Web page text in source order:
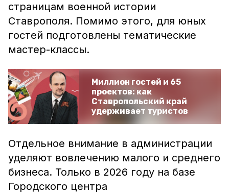
страницам военной истории
Ставрополя. Помимо этого, для юных
гостей подготовлены тематические
мастер-классы.
Миллион гостей и 65
проектов: как
Ставропольский край
удерживает туристов
Отдельное внимание в администрации
уделяют вовлечению малого и среднего
бизнеса. Только в 2026 году на базе
Городского центра